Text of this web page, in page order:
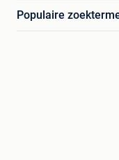
Populaire